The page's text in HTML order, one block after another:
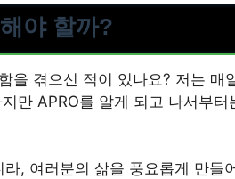
야 할까?
을 겪으신 적이 있나요? 저는 매
만 APRO를 알게 되고 나서부
, 여러분의 삶을 풍요롭게 만들